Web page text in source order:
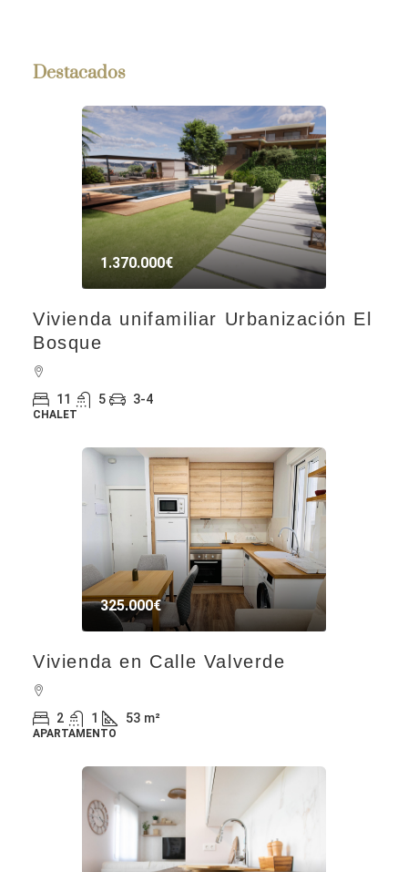
Destacados
1.370.000€
Vivienda unifamiliar Urbanización El
Bosque
11 5 3-4
CHALET
325.000€
Vivienda en Calle Valverde
2 1 53 m²
APARTAMENTO